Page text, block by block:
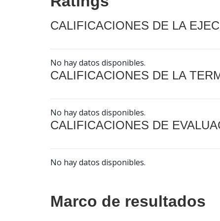
CALIFICACIONES DE LA
No hay datos disponibles.
CALIFICACIONES DE LA
No hay datos disponibles.
CALIFICACIONES DE
No hay datos disponibles.
Marco de resultados